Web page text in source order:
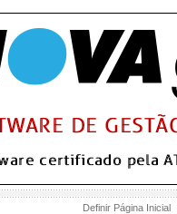
Definir Página Inicial